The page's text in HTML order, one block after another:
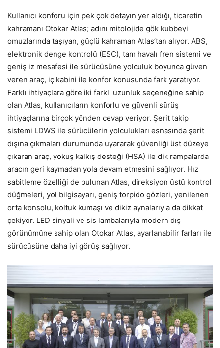
Kullanıcı konforu için pek çok detayın yer aldığı, ticaretin
kahramanı Otokar Atlas; adını mitolojide gök kubbeyi
omuzlarında taşıyan, güçlü kahraman Atlas’tan alıyor. ABS,
elektronik denge kontrolü (ESC), tam havalı fren sistemi ve
geniş iz mesafesi ile sürücüsüne yolculuk boyunca güven
veren araç, iç kabini ile konfor konusunda fark yaratıyor.
Farklı ihtiyaçlara göre iki farklı uzunluk seçeneğine sahip
olan Atlas, kullanıcıların konforlu ve güvenli sürüş
ihtiyaçlarına birçok yönden cevap veriyor. Şerit takip
sistemi LDWS ile sürücülerin yolculukları esnasında şerit
dışına çıkmaları durumunda uyararak güvenliği üst düzeye
çıkaran araç, yokuş kalkış desteği (HSA) ile dik rampalarda
aracın geri kaymadan yola devam etmesini sağlıyor. Hız
sabitleme özelliği de bulunan Atlas, direksiyon üstü kontrol
düğmeleri, yol bilgisayarı, geniş torpido gözleri, yenilenen
orta konsolu, koltuk kumaşı ve dikiz aynalarıyla da dikkat
çekiyor. LED sinyali ve sis lambalarıyla modern dış
görünümüne sahip olan Otokar Atlas, ayarlanabilir farları ile
sürücüsüne daha iyi görüş sağlıyor.